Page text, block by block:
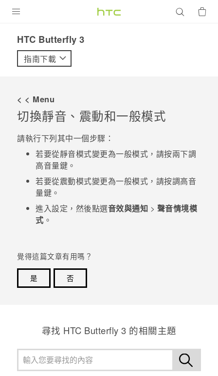
VIVE
優惠專區
校園專案
企業採購
銷售通路
支援服務
VIVELAND
HTC Butterfly 3‎
指南下載
< < Menu
切換靜音、震動和一般模式
請執行下列其中一個步驟：
若要從靜音模式變更為一般模式，請按兩下調
高音量鍵。
若要從震動模式變更為一般模式，請按調高音
量鍵。
進入設定，然後點選音效與通知 > 聲音情境模
式 。
覺得這篇文章有用嗎？
是
否
尋找 HTC Butterfly 3 的相關主題